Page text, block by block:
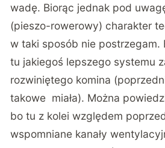
wadę. Biorąc jednak pod
(pieszo-rowerowy) charakter
w taki sposób nie postrzegam.
tu jakiegoś lepszego systemu
rozwiniętego komina
takowe miała). Można
bo tu z kolei względem
wspomniane kanały